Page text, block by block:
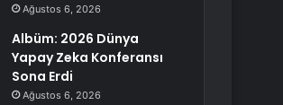
Ağustos 6, 2026
Albüm: 2026 Dünya
Yapay Zeka Konferansı
Sona Erdi
Ağustos 6, 2026